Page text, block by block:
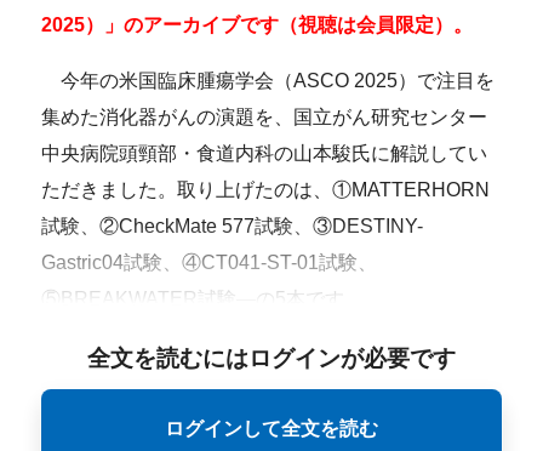
2025）」のアーカイブです（視聴は会員限定）。
今年の米国臨床腫瘍学会（ASCO 2025）で注目を
集めた消化器がんの演題を、国立がん研究センター
中央病院頭頸部・食道内科の山本駿氏に解説してい
ただきました。取り上げたのは、①MATTERHORN
試験、②CheckMate 577試験、③DESTINY-
Gastric04試験、④CT041-ST-01試験、
⑤BREAKWATER試験―の5本です。
全文を読むにはログインが必要です
ログインして全文を読む